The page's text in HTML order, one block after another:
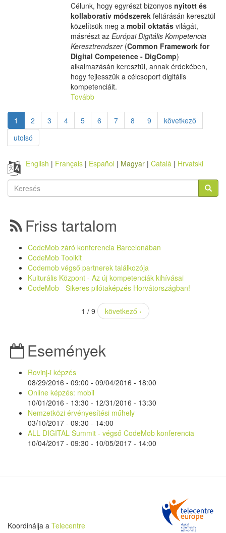
Célunk, hogy egyrészt bizonyosnyitott és
kollaboratív módszerek feltárásán keresztül
közelítsük meg amobil oktatás világát,
másrészt azEurópai Digitális Kompetencia
Keresztrendszer(Common Framework for
Digital Competence - DigComp)
alkalmazásán keresztül, annak érdekében,
hogy fejlesszük a célcsoport digitális
kompetenciáit.
Tovább
1 2 3 4 5 6 7 8 9
következő
utolsó
English Français Español Magyar Català Hrvatski
Keresés
Friss tartalom
CodeMob záró konferencia Barcelonában
CodeMob Toolkit
Codemob végső partnerek találkozója
Kulturális Központ - Az új kompetenciák kihívásai
CodeMob - Sikeres pilótaképzés Horvátországban!
1 / 9 következő ›
Események
Rovinj-i képzés
08/29/2016 - 09:00 - 09/04/2016 - 18:00
Online képzés: mobil
10/01/2016 - 13:30 - 12/31/2016 - 13:30
Nemzetközi érvényesítési műhely
03/10/2017 - 09:30 - 14:00
ALL DIGITAL Summit - végső CodeMob konferencia
10/04/2017 - 09:30 - 10/05/2017 - 14:00
Koordinálja a Telecentre